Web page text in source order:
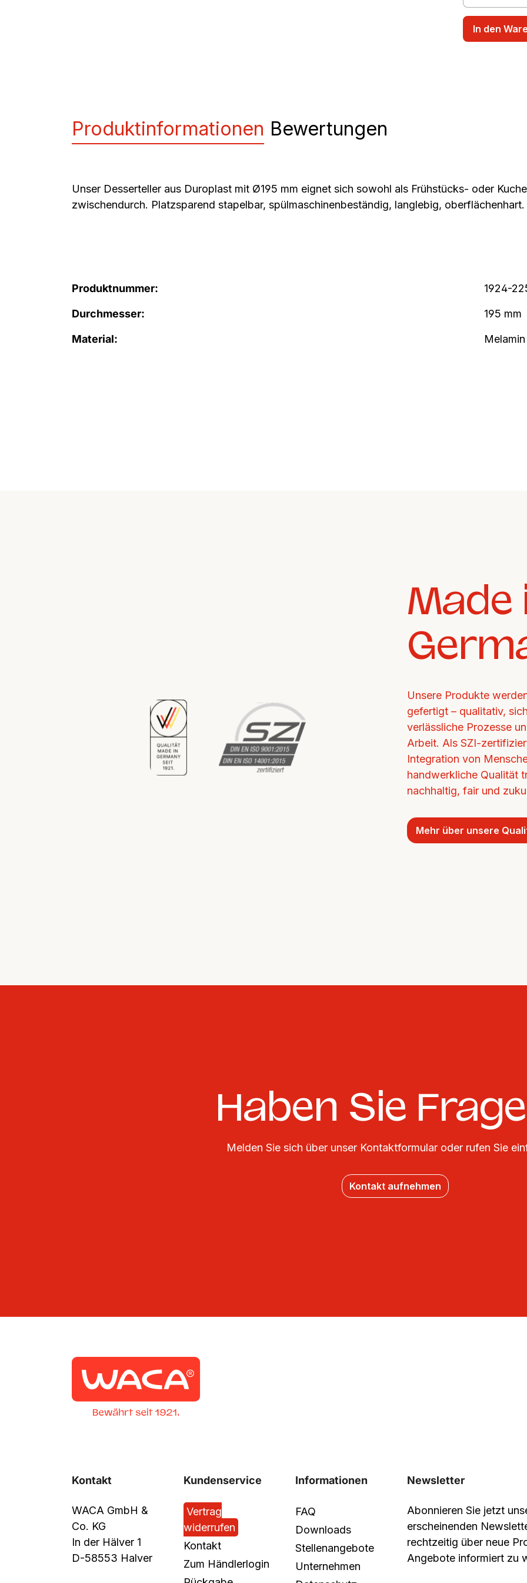
In den
Produktinformationen Bewertungen
Unser Desserteller aus Duroplast mit Ø195 mm eignet sich sowohl als Frühstücks- oder
zwischendurch. Platzsparend stapelbar, spülmaschinenbeständig, langlebig,
Produktnummer: 1924-
Durchmesser: 195 mm
Material: Melamin
Made
Unsere Produkte
gefertigt – qualitativ,
verlässliche Prozesse
Arbeit. Als SZI-
Integration von
handwerkliche Qualität
nachhaltig, fair und
Mehr über unsere
Haben Sie
Melden Sie sich über unser Kontaktformular oder rufen Sie
Kontakt aufnehmen
Kontakt
WACA GmbH &
Co. KG
In der Hälver 1
D-58553 Halver
Kundenservice
Vertrag
widerrufen
Kontakt
Zum Händlerlogin
Informationen
FAQ
Downloads
Stellenangebote
Unternehmen
Newsletter
Abonnieren Sie jetzt
erscheinenden
rechtzeitig über neue
Angebote informiert zu